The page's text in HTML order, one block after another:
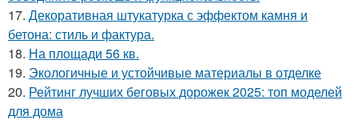
17. Декоративная штукатурка с эффектом камня и
бетона: стиль и фактура.
18. На площади 56 кв.
19. Экологичные и устойчивые материалы в отделке
20. Рейтинг лучших беговых дорожек 2025: топ моделей
для дома